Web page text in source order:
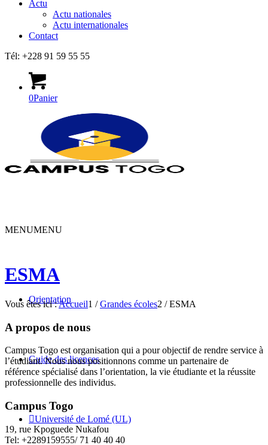
Actu
Actu nationales
Actu internationales
Contact
Tél: +228 91 59 55 55
0Panier
MENUMENU
Orientation
Guide des licences
Université de Lomé (UL)
ESMA
Vous êtes ici :Accueil1 / Grandes écoles2 / ESMA
A propos de nous
Campus Togo est organisation qui a pour objectif de rendre service à
l’étudiant. Nous nous positionnons comme un partenaire de
référence spécialisé dans l’orientation, la vie étudiante et la réussite
professionnelle des individus.
Campus Togo
19, rue Kpoguede Nukafou
Tel: +2289159555/ 71 40 40 40